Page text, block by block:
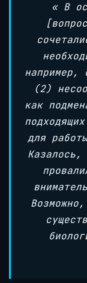
« В
например,
(2)
как
для
Казалось,